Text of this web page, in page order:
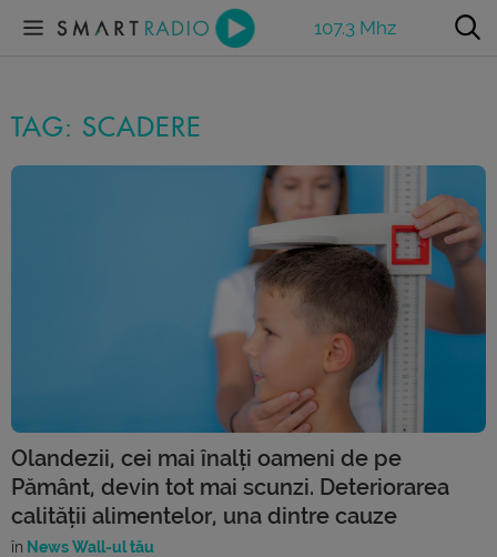
107.3 Mhz
TAG: SCADERE
Olandezii, cei mai înalți oameni de pe
Pământ, devin tot mai scunzi. Deteriorarea
calității alimentelor, una dintre cauze
în News Wall-ul tău